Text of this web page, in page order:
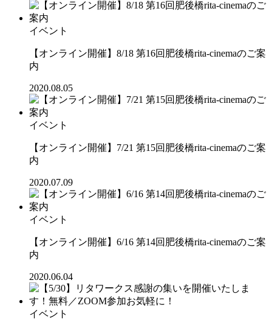
イベント
【オンライン開催】8/18 第16回肥後橋rita-cinemaのご案
内
2020.08.05
イベント
【オンライン開催】7/21 第15回肥後橋rita-cinemaのご案
内
2020.07.09
イベント
【オンライン開催】6/16 第14回肥後橋rita-cinemaのご案
内
2020.06.04
イベント